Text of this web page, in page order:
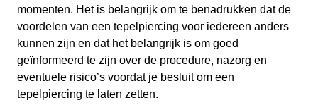
momenten. Het is belangrijk om te benadrukken dat de
voordelen van een tepelpiercing voor iedereen anders
kunnen zijn en dat het belangrijk is om goed
geïnformeerd te zijn over de procedure, nazorg en
eventuele risico’s voordat je besluit om een
tepelpiercing te laten zetten.